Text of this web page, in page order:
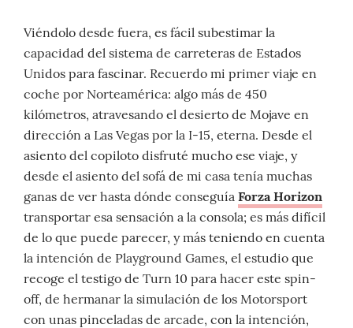
Viéndolo desde fuera, es fácil subestimar la
capacidad del sistema de carreteras de Estados
Unidos para fascinar. Recuerdo mi primer viaje en
coche por Norteamérica: algo más de 450
kilómetros, atravesando el desierto de Mojave en
dirección a Las Vegas por la I-15, eterna. Desde el
asiento del copiloto disfruté mucho ese viaje, y
desde el asiento del sofá de mi casa tenía muchas
ganas de ver hasta dónde conseguía Forza Horizon
transportar esa sensación a la consola; es más difícil
de lo que puede parecer, y más teniendo en cuenta
la intención de Playground Games, el estudio que
recoge el testigo de Turn 10 para hacer este spin-
off, de hermanar la simulación de los Motorsport
con unas pinceladas de arcade, con la intención,